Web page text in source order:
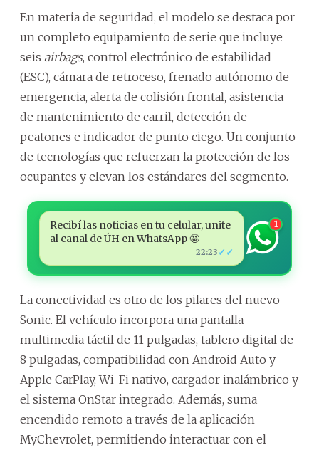
En materia de seguridad, el modelo se destaca por
un completo equipamiento de serie que incluye
seis airbags, control electrónico de estabilidad
(ESC), cámara de retroceso, frenado autónomo de
emergencia, alerta de colisión frontal, asistencia
de mantenimiento de carril, detección de
peatones e indicador de punto ciego. Un conjunto
de tecnologías que refuerzan la protección de los
ocupantes y elevan los estándares del segmento.
Recibí las noticias en tu celular, unite
al canal de ÚH en WhatsApp 🤩
22:23 ✓✓
1
La conectividad es otro de los pilares del nuevo
Sonic. El vehículo incorpora una pantalla
multimedia táctil de 11 pulgadas, tablero digital de
8 pulgadas, compatibilidad con Android Auto y
Apple CarPlay, Wi-Fi nativo, cargador inalámbrico y
el sistema OnStar integrado. Además, suma
encendido remoto a través de la aplicación
MyChevrolet, permitiendo interactuar con el